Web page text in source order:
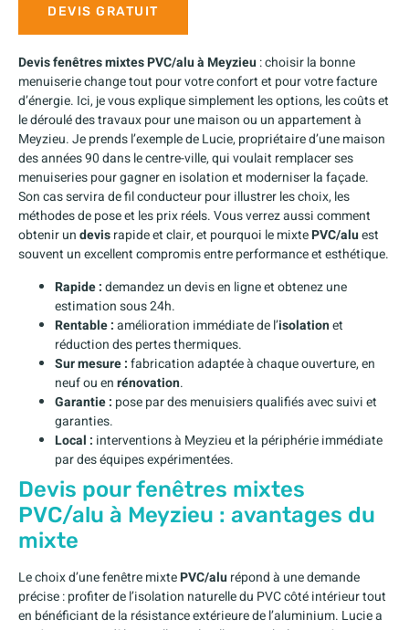
DEVIS GRATUIT
Devis fenêtres mixtes PVC/alu à Meyzieu: choisir la bonne
menuiserie change tout pour votre confort et pour votre facture
d’énergie. Ici, je vous explique simplement les options, les coûts et
le déroulé des travaux pour une maison ou un appartement à
Meyzieu. Je prends l’exemple de Lucie, propriétaire d’une maison
des années 90 dans le centre-ville, qui voulait remplacer ses
menuiseries pour gagner en isolation et moderniser la façade.
Son cas servira de fil conducteur pour illustrer les choix, les
méthodes de pose et les prix réels. Vous verrez aussi comment
obtenir undevisrapide et clair, et pourquoi le mixtePVC/aluest
souvent un excellent compromis entre performance et esthétique.
Rapide :demandez un devis en ligne et obtenez une
estimation sous 24h.
Rentable :amélioration immédiate de l’isolationet
réduction des pertes thermiques.
Sur mesure :fabrication adaptée à chaque ouverture, en
neuf ou enrénovation.
Garantie : pose par des menuisiers qualifiés avec suivi et
garanties.
Local : interventions à Meyzieu et la périphérie immédiate
par des équipes expérimentées.
Devis pour fenêtres mixtes
PVC/alu à Meyzieu : avantages du
mixte
Le choix d’une fenêtre mixtePVC/alurépond à une demande
précise : profiter de l’isolation naturelle du PVC côté intérieur tout
en bénéficiant de la résistance extérieure de l’aluminium. Lucie a